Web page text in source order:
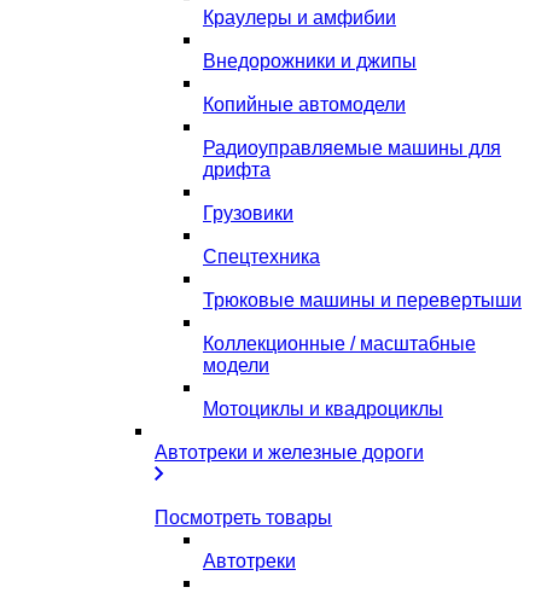
Краулеры и амфибии
Внедорожники и джипы
Копийные автомодели
Радиоуправляемые машины для
дрифта
Грузовики
Спецтехника
Трюковые машины и перевертыши
Коллекционные / масштабные
модели
Мотоциклы и квадроциклы
Автотреки и железные дороги
Посмотреть товары
Автотреки